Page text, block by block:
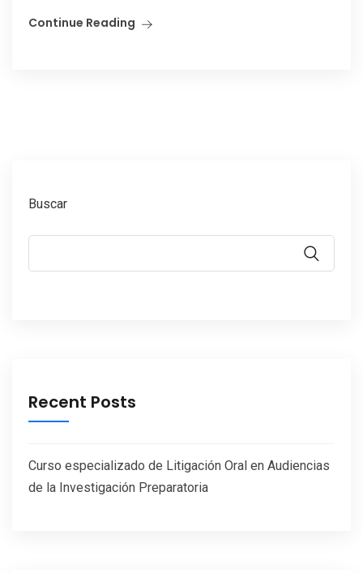
Continue Reading
Buscar
Recent Posts
Curso especializado de Litigación Oral en Audiencias
de la Investigación Preparatoria